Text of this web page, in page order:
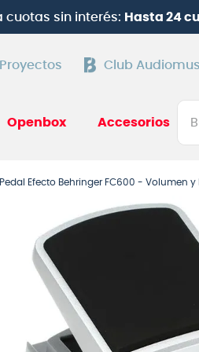
¡Suscríbete en
Proyectos Club
Openbox Accesorios
Pedal Efecto Behringer FC600 - Volumen y
1.
2.
bajo